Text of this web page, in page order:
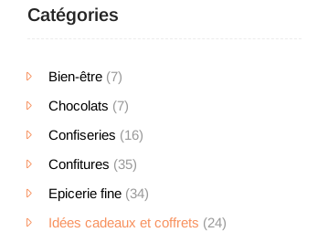
Catégories
Bien-être (7)
Chocolats (7)
Confiseries (16)
Confitures (35)
Epicerie fine (34)
Idées cadeaux et coffrets (24)